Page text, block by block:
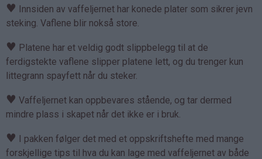
♥ Innsiden av vaffeljernet har konede plater som sikrer jevn
steking. Vaflene blir nokså store.
♥ Platene har et veldig godt slippbelegg til at de
ferdigstekte vaflene slipper platene lett, og du trenger kun
littegrann spayfett når du steker.
♥ Vaffeljernet kan oppbevares stående, og tar dermed
mindre plass i skapet når det ikke er i bruk.
♥ I pakken følger det med et oppskriftshefte med mange
forskjellige tips til hva du kan lage med vaffeljernet av både